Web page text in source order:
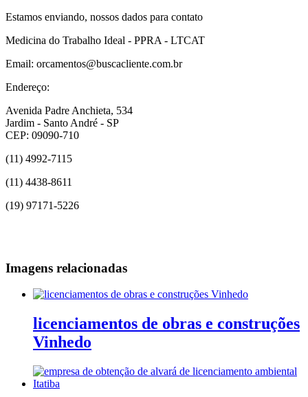
Estamos enviando, nossos dados para contato
Medicina do Trabalho Ideal - PPRA - LTCAT
Email: orcamentos@buscacliente.com.br
Endereço:
Avenida Padre Anchieta, 534
Jardim - Santo André - SP
CEP: 09090-710
(11) 4992-7115
(11) 4438-8611
(19) 97171-5226
Imagens relacionadas
licenciamentos de obras e construções
Vinhedo